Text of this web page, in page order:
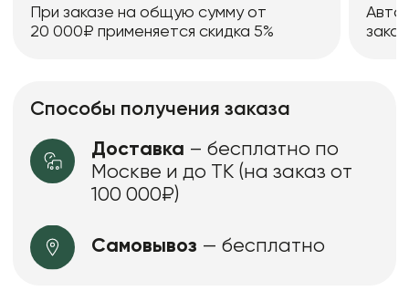
При заказе на общую сумму от
20 000₽ применяется скидка 5%
Способы получения заказа
Доставка – бесплатно по
Москве и до ТК (на заказ от
100 000₽)
Самовывоз — бесплатно